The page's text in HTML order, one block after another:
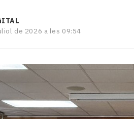
de 2026 a les 09:54